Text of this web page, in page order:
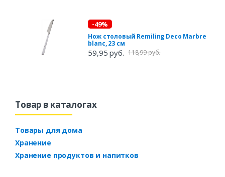
-49%
Нож столовый Remiling Deco Marbre
blanc, 23 см
59,95 руб. 118,99 руб.
Товар в каталогах
Товары для дома
Хранение
Хранение продуктов и напитков